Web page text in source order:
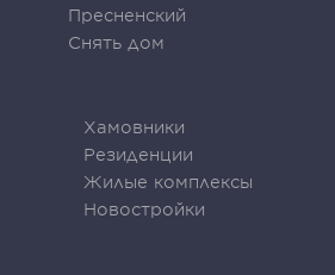
Пресненский
Снять дом
Хамовники
Резиденции
Жилые комплексы
Новостройки